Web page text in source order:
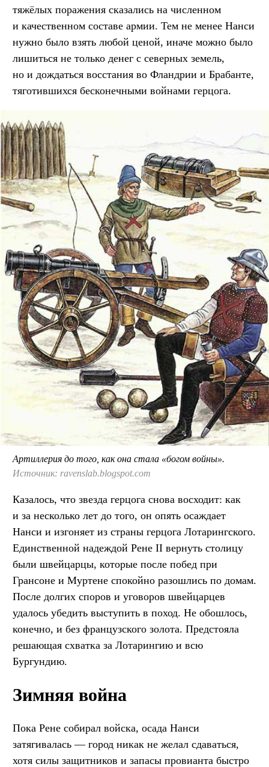
тяжёлых поражения сказались на численном
и качественном составе армии. Тем не менее Нанси
нужно было взять любой ценой, иначе можно было
лишиться не только денег с северных земель,
но и дождаться восстания во Фландрии и Брабанте,
тяготившихся бесконечными войнами герцога.
Артиллерия до того, как она стала «богом войны».
Источник: ravenslab.blogspot.com
Казалось, что звезда герцога снова восходит: как
и за несколько лет до того, он опять осаждает
Нанси и изгоняет из страны герцога Лотарингского.
Единственной надеждой Рене II вернуть столицу
были швейцарцы, которые после побед при
Грансоне и Муртене спокойно разошлись по домам.
После долгих споров и уговоров швейцарцев
удалось убедить выступить в поход. Не обошлось,
конечно, и без французского золота. Предстояла
решающая схватка за Лотарингию и всю
Бургундию.
Зимняя война
Пока Рене собирал войска, осада Нанси
затягивалась — город никак не желал сдаваться,
хотя силы защитников и запасы провианта быстро